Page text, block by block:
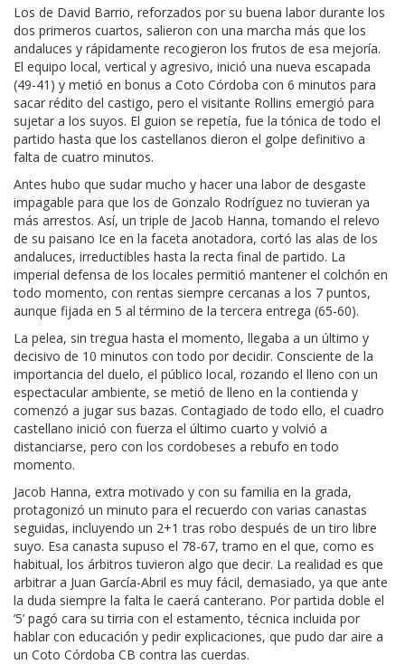
Los de David Barrio, reforzados por su buena labor durante los
dos primeros cuartos, salieron con una marcha más que los
andaluces y rápidamente recogieron los frutos de esa mejoría.
El equipo local, vertical y agresivo, inició una nueva escapada
(49-41) y metió en bonus a Coto Córdoba con 6 minutos para
sacar rédito del castigo, pero el visitante Rollins emergió para
sujetar a los suyos. El guion se repetía, fue la tónica de todo el
partido hasta que los castellanos dieron el golpe definitivo a
falta de cuatro minutos.
Antes hubo que sudar mucho y hacer una labor de desgaste
impagable para que los de Gonzalo Rodríguez no tuvieran ya
más arrestos. Así, un triple de Jacob Hanna, tomando el relevo
de su paisano Ice en la faceta anotadora, cortó las alas de los
andaluces, irreductibles hasta la recta final de partido. La
imperial defensa de los locales permitió mantener el colchón en
todo momento, con rentas siempre cercanas a los 7 puntos,
aunque fijada en 5 al término de la tercera entrega (65-60).
La pelea, sin tregua hasta el momento, llegaba a un último y
decisivo de 10 minutos con todo por decidir. Consciente de la
importancia del duelo, el público local, rozando el lleno con un
espectacular ambiente, se metió de lleno en la contienda y
comenzó a jugar sus bazas. Contagiado de todo ello, el cuadro
castellano inició con fuerza el último cuarto y volvió a
distanciarse, pero con los cordobeses a rebufo en todo
momento.
Jacob Hanna, extra motivado y con su familia en la grada,
protagonizó un minuto para el recuerdo con varias canastas
seguidas, incluyendo un 2+1 tras robo después de un tiro libre
suyo. Esa canasta supuso el 78-67, tramo en el que, como es
habitual, los árbitros tuvieron algo que decir. La realidad es que
arbitrar a Juan García-Abril es muy fácil, demasiado, ya que ante
la duda siempre la falta le caerá canterano. Por partida doble el
‘5’ pagó cara su tirria con el estamento, técnica incluida por
hablar con educación y pedir explicaciones, que pudo dar aire a
un Coto Córdoba CB contra las cuerdas.